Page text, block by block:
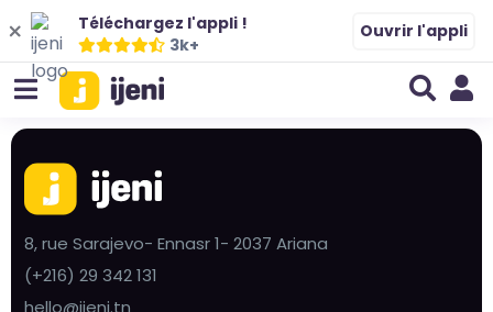
Téléchargez l'appli !
3k+
Ouvrir l'appli
8, rue Sarajevo- Ennasr 1- 2037 Ariana
(+216) 29 342 131
hello@ijeni.tn